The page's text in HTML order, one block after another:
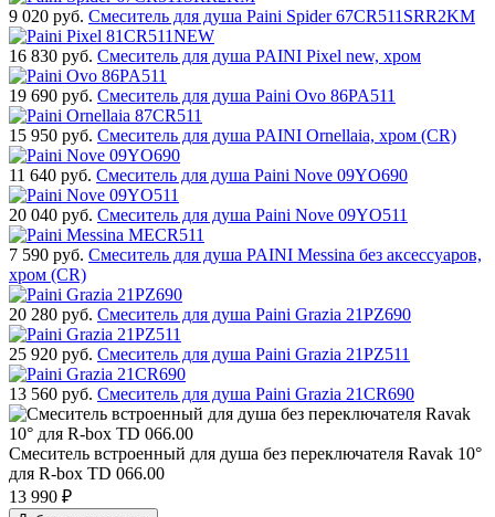
9 020 руб. Смеситель для душа Paini Spider 67CR511SRR2KM
16 830 руб. Смеситель для душа PAINI Pixel new, хром
19 690 руб. Смеситель для душа Paini Ovo 86PA511
15 950 руб. Смеситель для душа PAINI Ornellaia, хром (CR)
11 640 руб. Смеситель для душа Paini Nove 09YO690
20 040 руб. Смеситель для душа Paini Nove 09YO511
7 590 руб. Смеситель для душа PAINI Messina без аксессуаров,
хром (CR)
20 280 руб. Смеситель для душа Paini Grazia 21PZ690
25 920 руб. Смеситель для душа Paini Grazia 21PZ511
13 560 руб. Смеситель для душа Paini Grazia 21CR690
Смеситель встроенный для душа без переключателя Ravak 10°
для R-box TD 066.00
13 990 ₽